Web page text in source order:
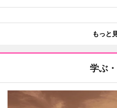
もっと
学ぶ